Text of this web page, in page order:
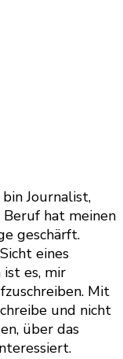
Journalist,
Beruf hat meinen
geschärft.
eines
ist es, mir
Mit
und nicht
über das